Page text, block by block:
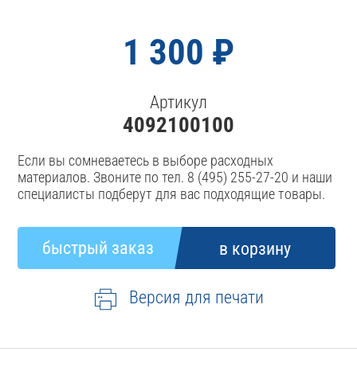
1 300 ₽
Артикул
4092100100
Если вы сомневаетесь в выборе расходных
материалов. Звоните по тел. 8 (495) 255-27-20 и наши
специалисты подберут для вас подходящие товары.
Версия для печати